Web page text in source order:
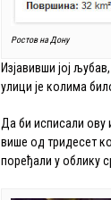
Ростов на Дону
Изјавивши јој
улици је колима
Да би исписали ову
више од тридесет
поређали у облику